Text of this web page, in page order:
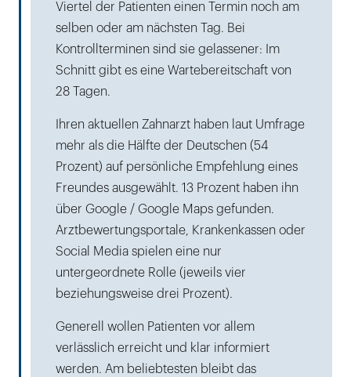
Viertel der Patienten einen Termin noch am
selben oder am nächsten Tag. Bei
Kontrollterminen sind sie gelassener: Im
Schnitt gibt es eine Wartebereitschaft von
28 Tagen.
Ihren aktuellen Zahnarzt haben laut Umfrage
mehr als die Hälfte der Deutschen (54
Prozent) auf persönliche Empfehlung eines
Freundes ausgewählt. 13 Prozent haben ihn
über Google / Google Maps gefunden.
Arztbewertungsportale, Krankenkassen oder
Social Media spielen eine nur
untergeordnete Rolle (jeweils vier
beziehungsweise drei Prozent).
Generell wollen Patienten vor allem
verlässlich erreicht und klar informiert
werden. Am beliebtesten bleibt das